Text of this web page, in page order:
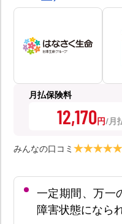
月払保険料
12,170円
みんなの口コミ
一定期間、万一
障害状態になら